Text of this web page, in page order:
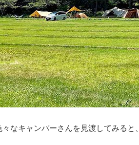
なキャンパーさんを見渡してみると